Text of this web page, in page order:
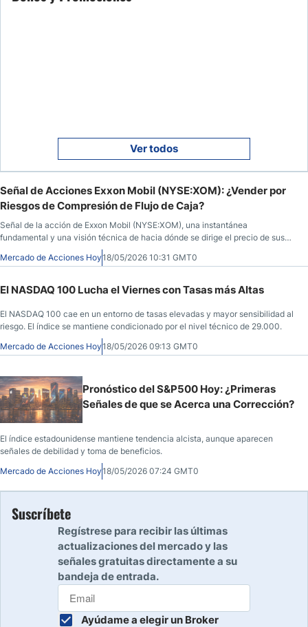
Ver todos
Señal de Acciones Exxon Mobil (NYSE:XOM): ¿Vender por
Riesgos de Compresión de Flujo de Caja?
Señal de la acción de Exxon Mobil (NYSE:XOM), una instantánea
fundamental y una visión técnica de hacia dónde se dirige el precio de sus
acciones. Qué saber antes de la apertura del mercado el 18 de mayo de 2026,
después de que XOM cerrara a $157,92, un 4,07% más durante la sesión
Mercado de Acciones Hoy18/05/2026 10:31 GMT0
El NASDAQ 100 Lucha el Viernes con Tasas más Altas
El NASDAQ 100 cae en un entorno de tasas elevadas y mayor sensibilidad al
riesgo. El índice se mantiene condicionado por el nivel técnico de 29.000.
Mercado de Acciones Hoy18/05/2026 09:13 GMT0
Pronóstico del S&P500 Hoy: ¿Primeras
Señales de que se Acerca una Corrección?
El índice estadounidense mantiene tendencia alcista, aunque aparecen
señales de debilidad y toma de beneficios.
Mercado de Acciones Hoy18/05/2026 07:24 GMT0
Suscríbete
Regístrese para recibir las últimas
actualizaciones del mercado y las
señales gratuitas directamente a su
bandeja de entrada.
Ayúdame a elegir un Broker